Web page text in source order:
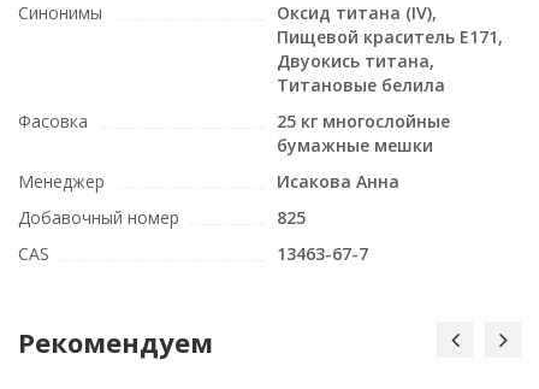
Синонимы
Оксид титана (IV),
Пищевой краситель E171,
Двуокись титана,
Титановые белила
Фасовка
25 кг многослойные
бумажные мешки
Менеджер
Исакова Анна
Добавочный номер
825
CAS
13463-67-7
Рекомендуем